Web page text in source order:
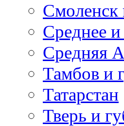
Смоленск
Среднее
Средняя
Тамбов и
Татарстан
Тверь и